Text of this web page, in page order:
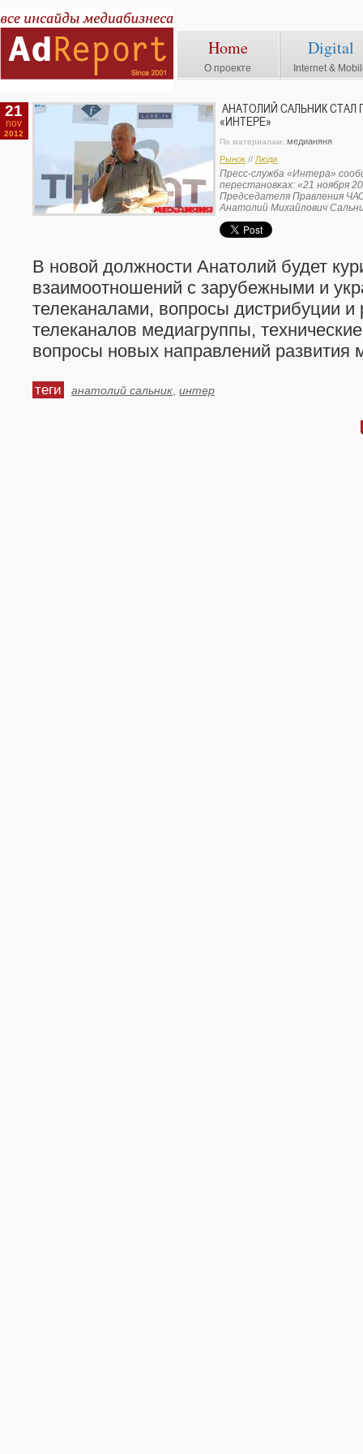
Home
О проекте
Digital
Internet &
21
nov
2012
АНАТОЛИЙ САЛЬНИК
«ИНТЕРЕ»
По материалам: медианяня
Рынок // Люди
Пресс-служба «Интера»
перестановках: «21 ноября
Председателя Правления
Анатолий Михайлович
В новой должности Анатолий будет
взаимоотношений с зарубежными и
телеканалами, вопросы дистрибуции и
телеканалов медиагруппы,
вопросы новых направлений развития
теги анатолий сальник интер